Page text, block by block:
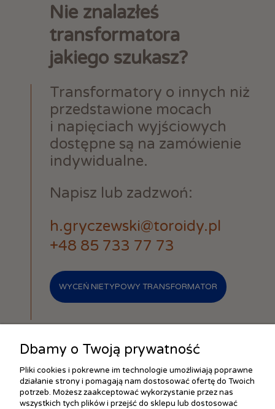
Nie znalazłeś
transformatora
jakiego szukasz?
Transformatory o innych niż
przedstawione mocach
i napięciach wyjściowych
dostępne są na zamówienie
indywidualne.
Napisz lub zadzwoń:
h.gryczewski@toroidy.pl
+48 85 733 77 73
WYCEŃ NIETYPOWY TRANSFORMATOR
ZAKUPY
Dbamy o Twoją prywatność
Pliki cookies i pokrewne im technologie umożliwiają poprawne
działanie strony i pomagają nam dostosować ofertę do Twoich
potrzeb. Możesz zaakceptować wykorzystanie przez nas
wszystkich tych plików i przejść do sklepu lub dostosować